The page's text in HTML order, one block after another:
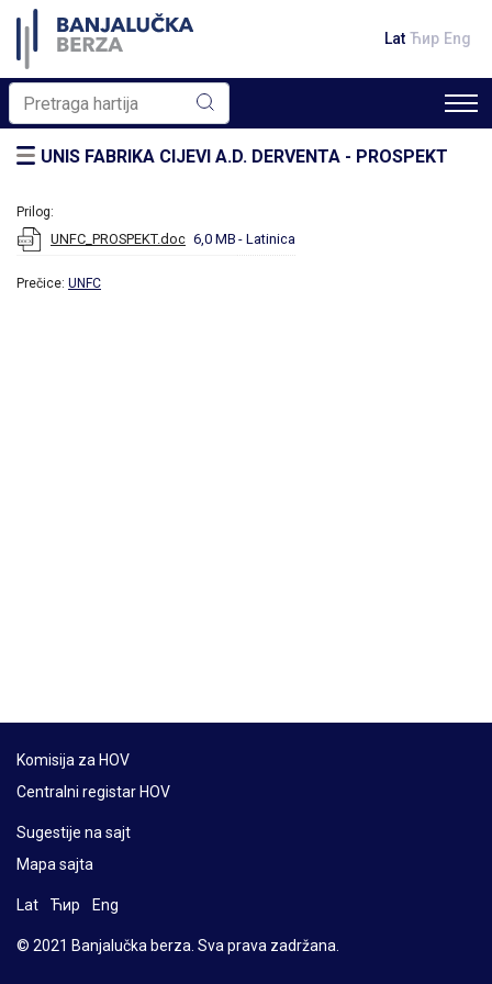
Lat Ћир Eng
UNIS FABRIKA CIJEVI A.D. DERVENTA - PROSPEKT
Prilog:
UNFC_PROSPEKT.doc 6,0 MB - Latinica
Prečice: UNFC
Komisija za HOV
Centralni registar HOV
Sugestije na sajt
Mapa sajta
Lat Ћир Eng
© 2021 Banjalučka berza. Sva prava zadržana.